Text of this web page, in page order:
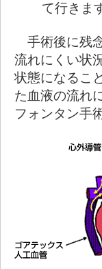
て行きま
手術後に残
流れにくい状
状態になるこ
た血液の流れ
フォンタン手